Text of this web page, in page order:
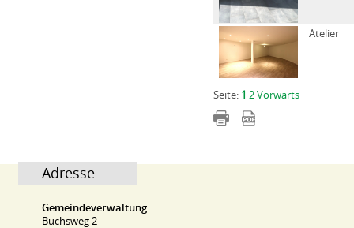
Atelier
Seite: 1 2 Vorwärts
Adresse
Gemeindeverwaltung
Buchsweg 2